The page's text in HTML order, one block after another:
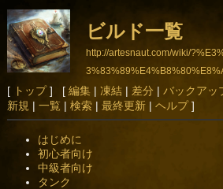
ビルド一覧
http://artesnaut.com/wiki/
[ トップ] [ 編集| 凍結| 差分 | バックアッ
新規 | 一覧 | 検索| 最終更新| ヘルプ]
はじめに
初心者向け
中級者向け
タンク